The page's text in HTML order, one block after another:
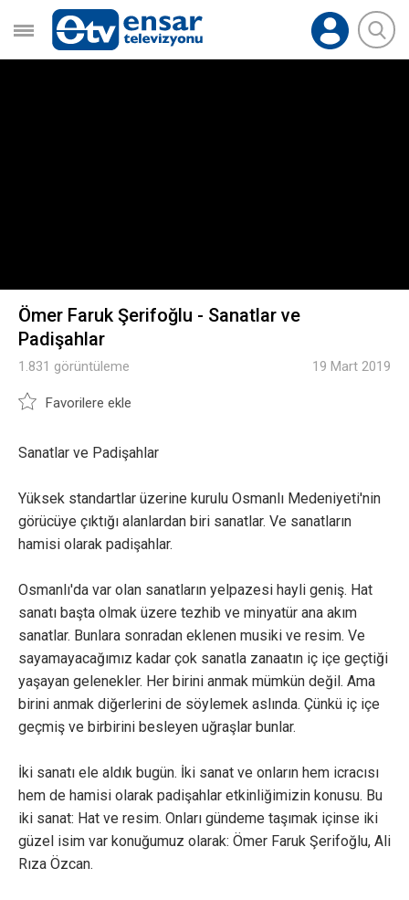
Ömer Faruk Şerifoğlu - Sanatlar ve
Padişahlar
1.831 görüntüleme 19 Mart 2019
Favorilere ekle
Sanatlar ve Padişahlar
Yüksek standartlar üzerine kurulu Osmanlı Medeniyeti'nin
görücüye çıktığı alanlardan biri sanatlar. Ve sanatların
hamisi olarak padişahlar.
Osmanlı'da var olan sanatların yelpazesi hayli geniş. Hat
sanatı başta olmak üzere tezhib ve minyatür ana akım
sanatlar. Bunlara sonradan eklenen musiki ve resim. Ve
sayamayacağımız kadar çok sanatla zanaatın iç içe geçtiği
yaşayan gelenekler. Her birini anmak mümkün değil. Ama
birini anmak diğerlerini de söylemek aslında. Çünkü iç içe
geçmiş ve birbirini besleyen uğraşlar bunlar.
İki sanatı ele aldık bugün. İki sanat ve onların hem icracısı
hem de hamisi olarak padişahlar etkinliğimizin konusu. Bu
iki sanat: Hat ve resim. Onları gündeme taşımak içinse iki
güzel isim var konuğumuz olarak: Ömer Faruk Şerifoğlu, Ali
Rıza Özcan.